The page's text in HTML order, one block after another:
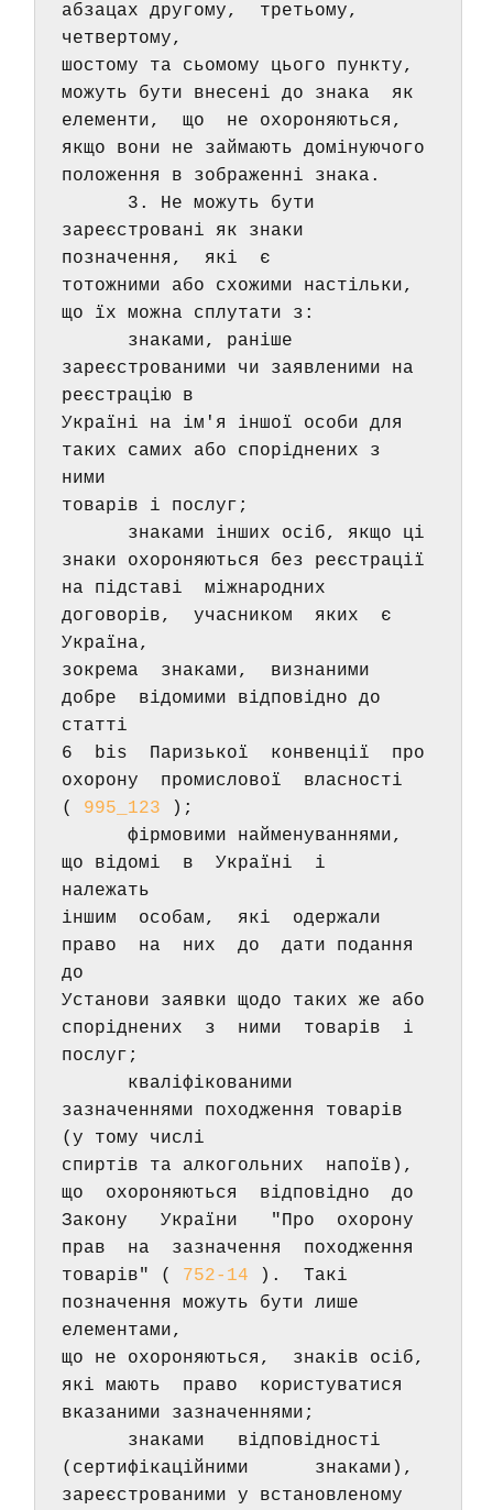
абзацах другому,  третьому,
четвертому,
шостому та сьомому цього пункту,
можуть бути внесені до знака  як
елементи,  що  не охороняються,
положення в зображенні знака.
зареєстровані як знаки
позначення,  які  є
тотожними або схожими настільки,
що їх можна сплутати з:
зареєстрованими чи заявленими на
реєстрацію в
Україні на ім'я іншої особи для
таких самих або споріднених з
ними
товарів і послуг;
на підставі  міжнародних
договорів,  учасником  яких  є
Україна,
зокрема  знаками,  визнаними
добре  відомими відповідно до
статті
6  bis  Паризької  конвенції  про
охорону  промислової  власності
( 995_123 );
що відомі  в  Україні  і
належать
іншим  особам,  які  одержали
право  на  них  до  дати подання
до
Установи заявки щодо таких же або
споріднених  з  ними  товарів  і
послуг;
зазначеннями походження товарів
(у тому числі
спиртів та алкогольних  напоїв),
що  охороняються  відповідно  до
Закону   України   "Про  охорону
прав  на  зазначення  походження
товарів" ( 752-14 ).  Такі
позначення можуть бути лише
елементами,
що не охороняються,  знаків осіб,
які мають  право  користуватися
вказаними зазначеннями;
(сертифікаційними      знаками),
зареєстрованими у встановленому